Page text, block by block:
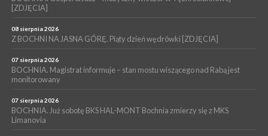
WYDARZENIA
BORZĘCIN. Już w najbliższy weekend XIX Borzęckie Święto
Grzyba: Zenek Martyniuk i Justyna Steczkowska
[ZDJĘCIA]
08 sierpnia 2026
Z BOCHNI NA JASNA GÓRĘ. Piąty dzień wędrówki [ZDJĘCIA]
07 sierpnia 2026
BOCHNIA. Magistrat informuje – stan mostu wiszącego nad Rabą jest
monitorowany
07 sierpnia 2026
BOCHNIA. Już sobotę BKS HAL-MONT Bochnia zmierzy się z MKS
Limanovia